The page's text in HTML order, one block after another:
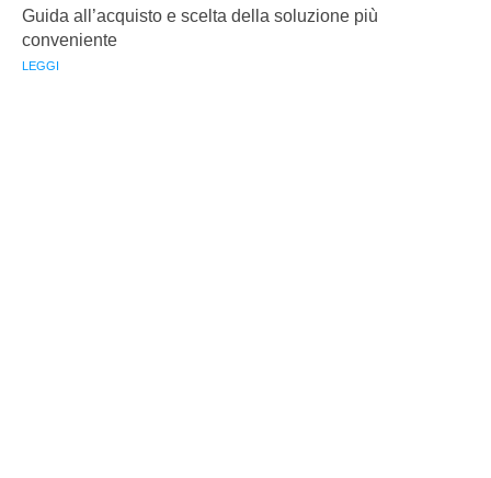
Guida all’acquisto e scelta della soluzione più
conveniente
LEGGI